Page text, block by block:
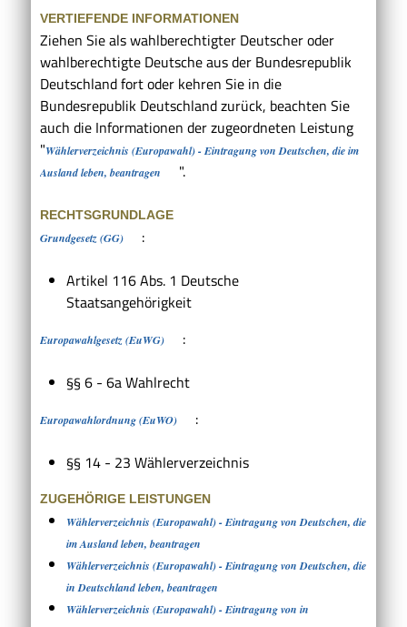
VERTIEFENDE INFORMATIONEN
Ziehen Sie als wahlberechtigter Deutscher oder
wahlberechtigte Deutsche aus der Bundesrepublik
Deutschland fort oder kehren Sie in die
Bundesrepublik Deutschland zurück, beachten Sie
auch die Informationen der zugeordneten Leistung
"Wählerverzeichnis (Europawahl) - Eintragung von Deutschen, die im
Ausland leben, beantragen
".
RECHTSGRUNDLAGE
Grundgesetz (GG)
:
Artikel 116 Abs. 1 Deutsche
Staatsangehörigkeit
Europawahlgesetz (EuWG)
:
§§ 6 - 6a Wahlrecht
Europawahlordnung (EuWO)
:
§§ 14 - 23 Wählerverzeichnis
ZUGEHÖRIGE LEISTUNGEN
Wählerverzeichnis (Europawahl) - Eintragung von Deutschen, die
im Ausland leben, beantragen
Wählerverzeichnis (Europawahl) - Eintragung von Deutschen, die
in Deutschland leben, beantragen
Wählerverzeichnis (Europawahl) - Eintragung von in